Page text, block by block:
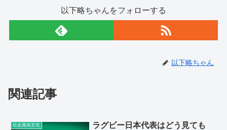
以下略ちゃんをフォローする
以下略ちゃん
関連記事
社会風俗文化
ラグビー日本代表はどう見ても